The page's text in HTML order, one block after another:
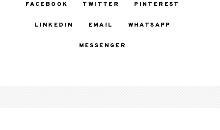
FACEBOOK
TWITTER PINTEREST
LINKEDIN EMAIL WHATSAPP
MESSENGER